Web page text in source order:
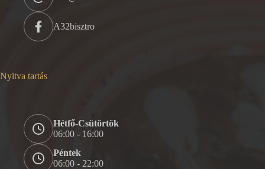
A32bisztro
Nyitva tartás
Hétfő-Csütörtök
06:00 - 16:00
Péntek
06:00 - 22:00